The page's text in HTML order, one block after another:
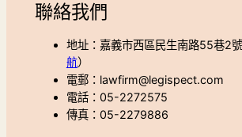
聯絡我們
地址：嘉義市西區民生南路55巷2
航）
電郵：lawfirm@legispect.com
電話：05-2272575
傳真：05-2279886